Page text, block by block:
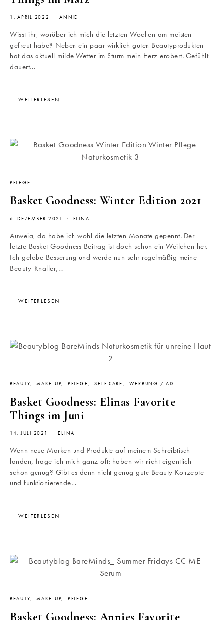
1. APRIL 2022 ANNIE
Wisst ihr, worüber ich mich die letzten Wochen am meisten
gefreut habe? Neben ein paar wirklich guten Beautyprodukten
hat das aktuell milde Wetter im Sturm mein Herz erobert. Gefühlt
dauert…
WEITERLESEN
PFLEGE
Basket Goodness: Winter Edition 2021
6. DEZEMBER 2021 ELINA
Auweia, da habe ich wohl die letzten Monate gepennt. Der
letzte Basket Goodness Beitrag ist doch schon ein Weilchen her.
Ich gelobe Besserung und werde nun sehr regelmäßig meine
Beauty-Knaller,…
WEITERLESEN
BEAUTY MAKE-UP PFLEGE SELF CARE WERBUNG / AD
Basket Goodness: Elinas Favorite
Things im Juni
14. JULI 2021 ELINA
Wenn neue Marken und Produkte auf meinem Schreibtisch
landen, frage ich mich ganz oft: haben wir nicht eigentlich
schon genug? Gibt es denn nicht genug gute Beauty Konzepte
und funktionierende…
WEITERLESEN
BEAUTY MAKE-UP PFLEGE
Basket Goodness: Annies Favorite